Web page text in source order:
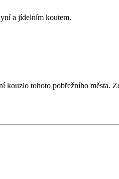
a jídelním koutem.
tohoto pobřežního města.